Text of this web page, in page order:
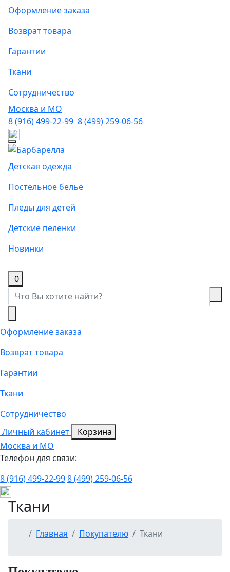
Оформление заказа
Возврат товара
Гарантии
Ткани
Сотрудничество
Москва и МО
8 (916) 499-22-99 8 (499) 259-06-56
Детская одежда
Постельное белье
Пледы для детей
Детские пеленки
Новинки
0
Оформление заказа
Возврат товара
Гарантии
Ткани
Сотрудничество
Личный кабинет
Корзина
Москва и МО
Телефон для связи:
8 (916) 499-22-998 (499) 259-06-56
Ткани
Главная Покупателю Ткани